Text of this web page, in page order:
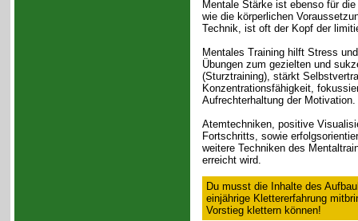
Mentale Stärke ist ebenso für
wie die körperlichen
Technik, ist oft der Kopf der
Mentales Training hilft Stress
Übungen zum gezielten und
(Sturztraining), stärkt
Konzentrationsfähigkeit,
Aufrechterhaltung der Motivation.
Atemtechniken, positive
Fortschritts, sowie
weitere Techniken des
erreicht wird.
Du musst die Inhalte des
einjährige Klettererfahrung
Vorstieg klettern können!